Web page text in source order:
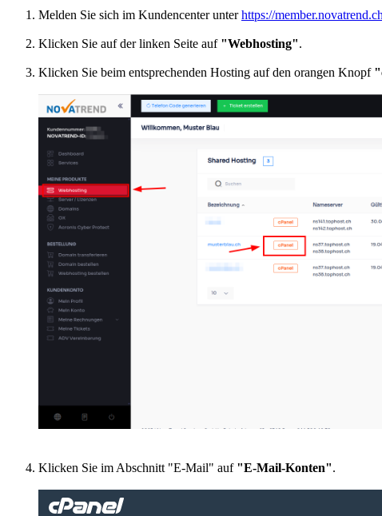
Melden Sie sich im Kundencenter unterhttps://member.novatrend.ch
Klicken Sie auf der linken Seite auf "Webhosting".
Klicken Sie beim entsprechenden Hosting auf den orangen Knopf
Klicken Sie im Abschnitt "E-Mail" auf "E-Mail-Konten".